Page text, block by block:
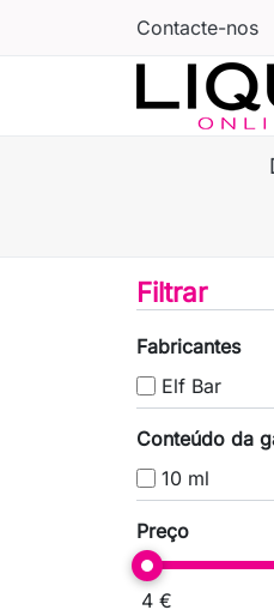
Contacte-nos
Filtrar
Fabricantes
Elf Bar
Conteúdo da
10 ml
Preço
4 €